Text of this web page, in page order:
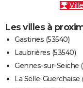
Les villes à
Gastines (53540)
Laubrières (53540)
Gennes-sur-Seiche
La Selle-Guerchaise